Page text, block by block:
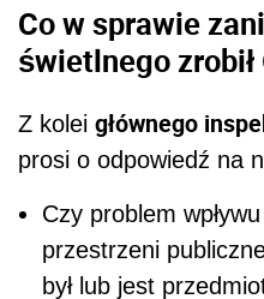
Co w sprawie
świetlnego zrobił
Z kolei głównego
prosi o odpowiedź na
Czy problem
przestrzeni
był lub jest